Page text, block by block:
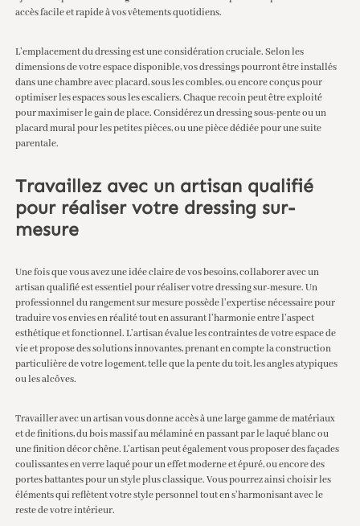
accès facile et rapide à vos vêtements quotidiens.
L’emplacement du dressing est une considération cruciale. Selon les
dimensions de votre espace disponible, vos dressings pourront être installés
dans une chambre avec placard, sous les combles, ou encore conçus pour
optimiser les espaces sous les escaliers. Chaque recoin peut être exploité
pour maximiser le gain de place. Considérez un dressing sous-pente ou un
placard mural pour les petites pièces, ou une pièce dédiée pour une suite
parentale.
Travaillez avec un artisan qualifié
pour réaliser votre dressing sur-
mesure
Une fois que vous avez une idée claire de vos besoins, collaborer avec un
artisan qualifié est essentiel pour réaliser votre dressing sur-mesure. Un
professionnel du rangement sur mesure possède l’expertise nécessaire pour
traduire vos envies en réalité tout en assurant l’harmonie entre l’aspect
esthétique et fonctionnel. L’artisan évalue les contraintes de votre espace de
vie et propose des solutions innovantes, prenant en compte la construction
particulière de votre logement, telle que la pente du toit, les angles atypiques
ou les alcôves.
Travailler avec un artisan vous donne accès à une large gamme de matériaux
et de finitions, du bois massif au mélaminé en passant par le laqué blanc ou
une finition décor chêne. L’artisan peut également vous proposer des façades
coulissantes en verre laqué pour un effet moderne et épuré, ou encore des
portes battantes pour un style plus classique. Vous pourrez ainsi choisir les
éléments qui reflètent votre style personnel tout en s’harmonisant avec le
reste de votre intérieur.